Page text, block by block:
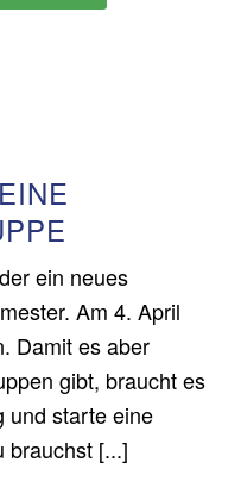
ein neues
Am 4. April
Damit es aber
gibt, braucht es
und starte eine
brauchst [...]